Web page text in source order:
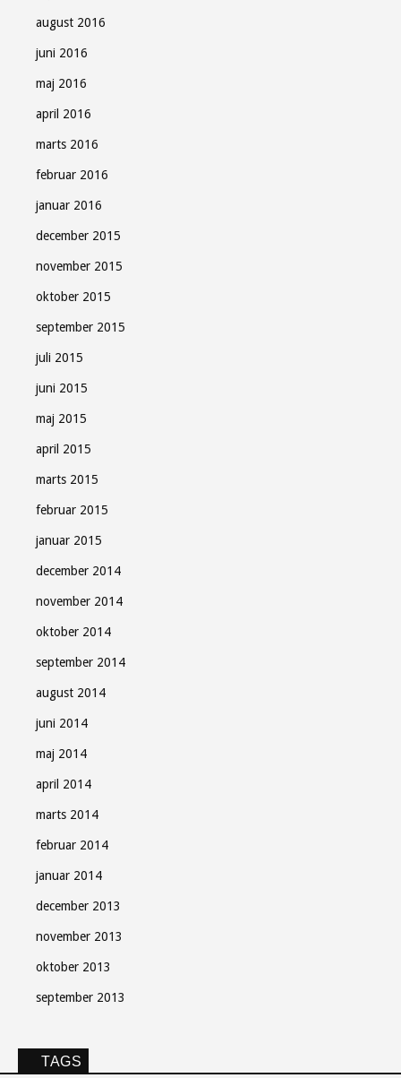
august 2016
juni 2016
maj 2016
april 2016
marts 2016
februar 2016
januar 2016
december 2015
november 2015
oktober 2015
september 2015
juli 2015
juni 2015
maj 2015
april 2015
marts 2015
februar 2015
januar 2015
december 2014
november 2014
oktober 2014
september 2014
august 2014
juni 2014
maj 2014
april 2014
marts 2014
februar 2014
januar 2014
december 2013
november 2013
oktober 2013
september 2013
TAGS